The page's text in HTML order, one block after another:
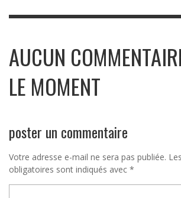
AUCUN
LE MOMENT
poster un commentaire
Votre adresse e-mail ne sera pas publiée.
obligatoires sont indiqués avec *